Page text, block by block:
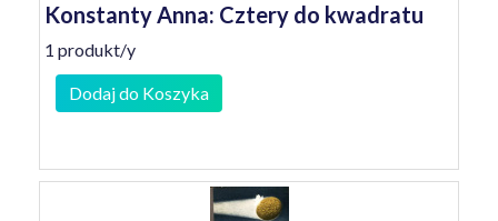
Konstanty Anna: Cztery do kwadratu
1 produkt/y
Dodaj do Koszyka